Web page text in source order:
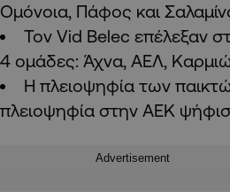
Ομόνοια, Πάφος και
Toν Vid Belec επέλεξαν
4 ομάδες: Άχνα, ΑΕΛ,
Η πλειοψηφία των
πλειοψηφία στην ΑΕΚ
Advertisement